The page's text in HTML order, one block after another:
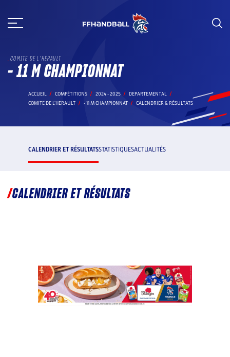
au
COMITE DE L'HERAULT
- 11 M CHAMPIONNAT
ACCUEIL COMPÉTITIONS 2024 - 2025
DEPARTEMENTAL
COMITE DE L'HERAULT
- 11 M CHAMPIONNAT CALENDRIER & RÉSULTATS
CALENDRIER ET RÉSULTATSSTATISTIQUESACTUALITÉS
CALENDRIER ET RÉSULTATS